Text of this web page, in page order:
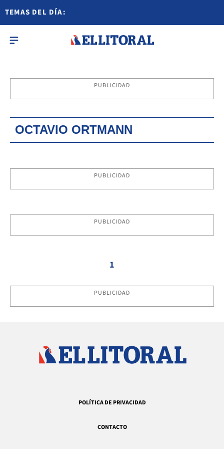
TEMAS DEL DÍA:
PUBLICIDAD
OCTAVIO ORTMANN
PUBLICIDAD
PUBLICIDAD
1
PUBLICIDAD
POLÍTICA DE PRIVACIDAD
CONTACTO